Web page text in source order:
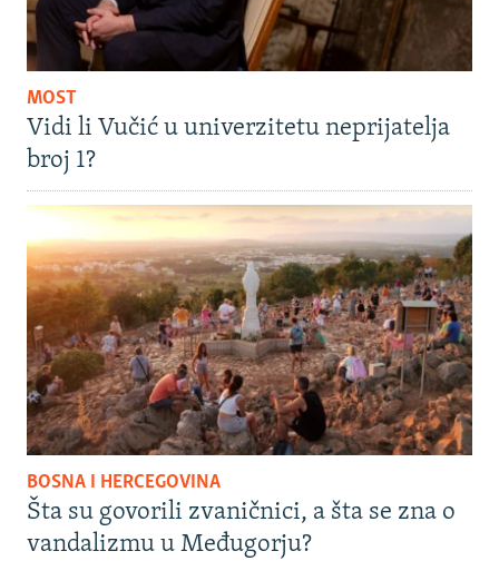
MOST
Vidi li Vučić u univerzitetu neprijatelja
broj 1?
BOSNA I HERCEGOVINA
Šta su govorili zvaničnici, a šta se zna o
vandalizmu u Međugorju?